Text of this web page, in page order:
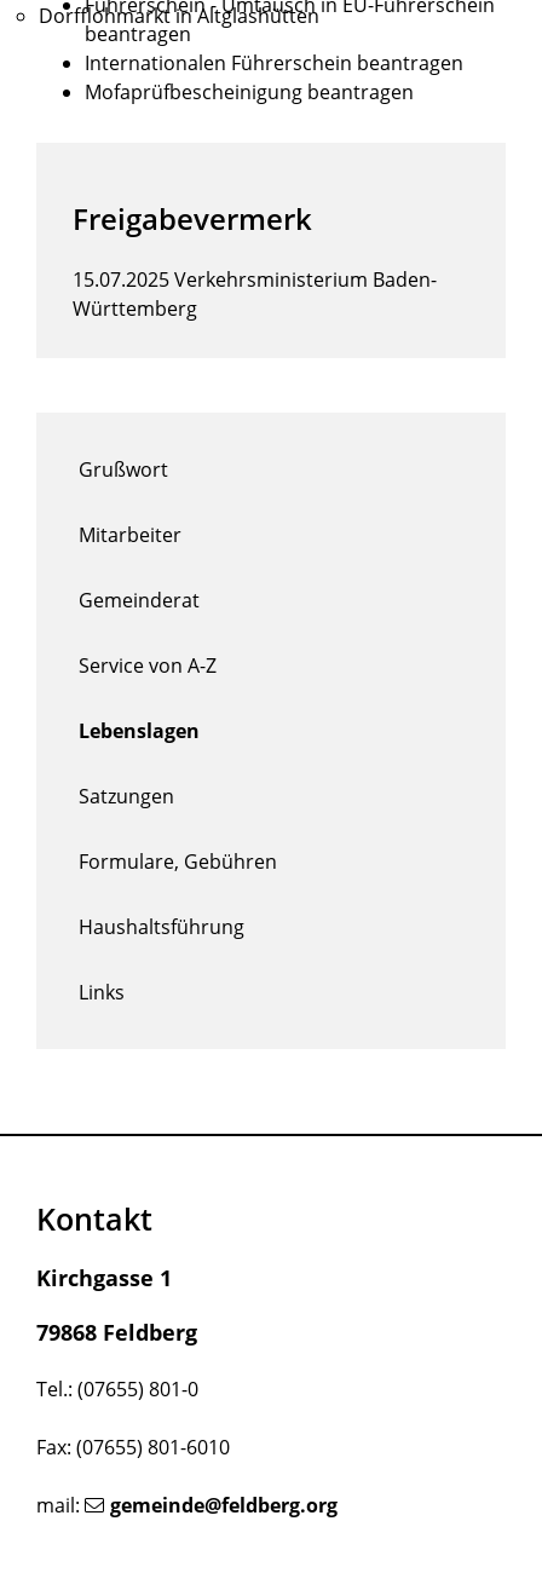
Dorfflohmarkt in Altglashütten
beantragen
Internationalen Führerschein beantragen
Mofaprüfbescheinigung beantragen
Freigabevermerk
15.07.2025Verkehrsministerium Baden-
Württemberg
Grußwort
Mitarbeiter
Gemeinderat
Service von A-Z
Lebenslagen
Satzungen
Formulare, Gebühren
Haushaltsführung
Links
Kontakt
Kirchgasse 1
79868 Feldberg
Tel.: (07655) 801-0
Fax: (07655) 801-6010
mail: gemeinde@feldberg.org